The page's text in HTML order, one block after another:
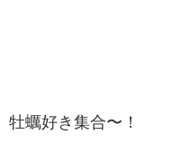
牡蠣好き集合〜！